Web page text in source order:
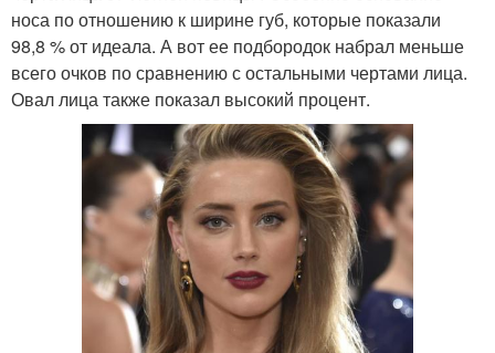
носа по отношению к ширине губ, которые показали
98,8 % от идеала. А вот ее подбородок набрал меньше
всего очков по сравнению с остальными чертами лица.
Овал лица также показал высокий процент.